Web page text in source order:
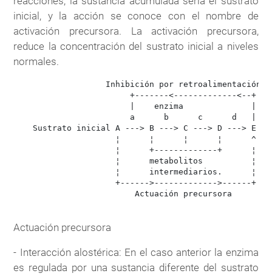
inicial, y la acción se conoce con el nombre de
activación precursora. La activación precursora,
reduce la concentración del sustrato inicial a niveles
normales.
                   Inhibición por retroalimentación
                        +-------<-------------<--+
                        |    enzima              |
                        a      b      c      d   |
Sustrato inicial A ---> B ---> C ---> D ---> E
                     ¦      ¦      ¦      ¦      ^
                     ¦      +-------------+      ¦
                     ¦      metabolitos          ¦
                     ¦      intermediarios.      ¦
                     +------>------------->------+
                         Actuación precursora
Actuación precursora
- Interacción alostérica: En el caso anterior la enzima
es regulada por una sustancia diferente del sustrato